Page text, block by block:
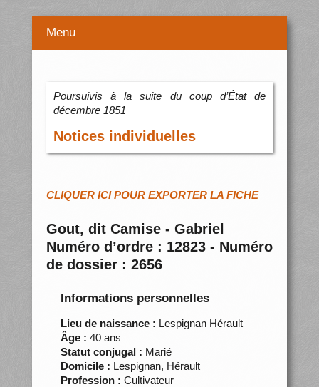
Menu
Poursuivis à la suite du coup d’État de
décembre 1851
Notices individuelles
CLIQUER ICI POUR EXPORTER LA FICHE
Gout, dit Camise - Gabriel
Numéro d’ordre : 12823 - Numéro
de dossier : 2656
Informations personnelles
Lieu de naissance : Lespignan Hérault
Âge : 40 ans
Statut conjugal : Marié
Domicile : Lespignan, Hérault
Profession : Cultivateur